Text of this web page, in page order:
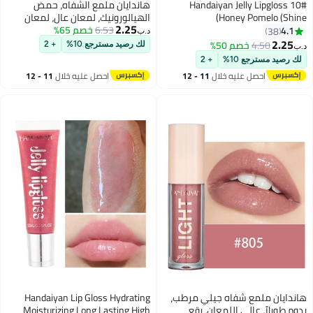
12
Handaiyan Jelly Lipgloss 10#
Honey Pomelo (Shine)
4.1
38
د.ب‏2.25
4.50خصم 50%
لك رصيد مسترجع 10% + 2
احصل عليه خلال 11 - 12
7
هاندايان ملمع الشفاه، حمض
الهيالورونيك، لمعان عالٍ، لمعان
فائق، لون غير لزج، زيت وصمة عار،
أحمر الشفاه السائل، بريق رافع، يدوم
طويلاً، مقاوم للماء، مرطب للنساء
والفتيات
د.ب‏2.25
6.53خصم 65%
لك رصيد مسترجع 10% + 2
احصل عليه خلال 11 - 12
هاندايان ملمع شفاه جيلي مرطب، Handaiyan Lip Gloss Hydrating